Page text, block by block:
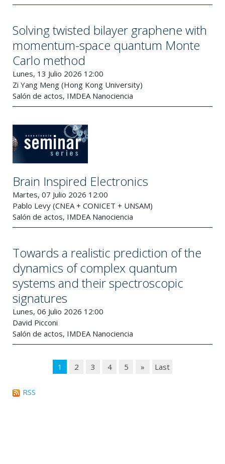
Solving twisted bilayer graphene with
momentum-space quantum Monte
Carlo method
Lunes, 13 Julio 2026 12:00
Zi Yang Meng (Hong Kong University)
Salón de actos, IMDEA Nanociencia
Brain Inspired Electronics
Martes, 07 Julio 2026 12:00
Pablo Levy (CNEA + CONICET + UNSAM)
Salón de actos, IMDEA Nanociencia
Towards a realistic prediction of the
dynamics of complex quantum
systems and their spectroscopic
signatures
Lunes, 06 Julio 2026 12:00
David Picconi
Salón de actos, IMDEA Nanociencia
1 2 3 4 5 » Last
RSS